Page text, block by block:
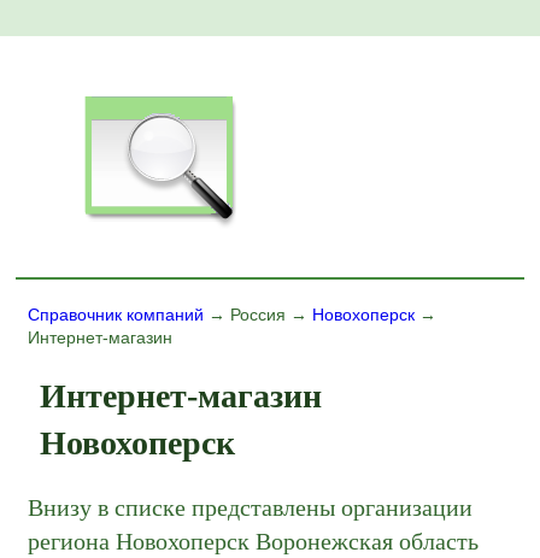
Справочник компаний → Россия → Новохоперск →
Интернет-магазин
Интернет-магазин
Новохоперск
Внизу в списке представлены организации
региона Новохоперск Воронежская область